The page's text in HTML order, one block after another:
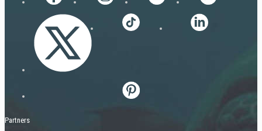
Partners